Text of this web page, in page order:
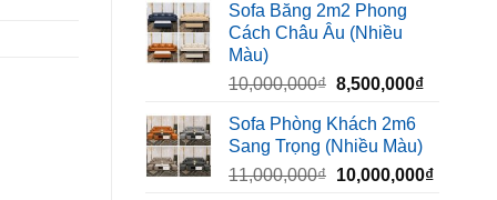
là:
14,500,000₫.
Sofa Băng 2m2 Phong
Cách Châu Âu (Nhiều
Màu)
10,000,000₫ Giá
là:
10,000,000₫.
8,500,000₫Giá
là:
Sofa Phòng Khách 2m6
Sang Trọng (Nhiều Màu)
11,000,000₫ Giá
10,000,000₫Giá